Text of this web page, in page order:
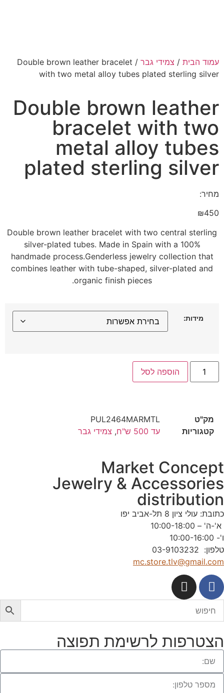
עמוד הבית/ צמידי גבר
/ Double brown leather bracelet
with two metal alloy tubes plated sterling silver
Double brown leather
bracelet with two
metal alloy tubes
plated sterling silver
מחיר:
₪450
Double brown leather bracelet with two central sterling
silver-plated tubes. Made in Spain with a 100%
handmade process.Genderless jewelry collection that
combines leather with tube-shaped, silver-plated and
organic finish pieces.
מידות:
הוספה לסל
מק"ט
PUL2464MARMTL
קטגוריות
עד 500 ש"ח , צמידי גבר
Market Concept
Jewelry & Accessories
distribution
כתובת: עולי ציון 8 תל-אביב יפו
א'-ה' – 10:00-18:00
ו'- 10:00-16:00
טלפון: 03-9103232
mc.store.tlv@gmail.com
הצטרפות לרשימת תפוצה